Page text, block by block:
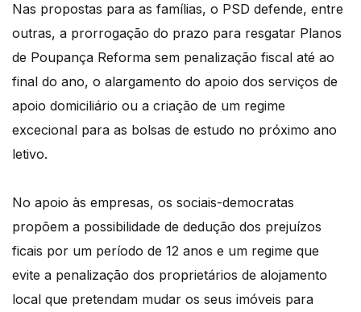
Nas propostas para as famílias, o PSD defende, entre
outras, a prorrogação do prazo para resgatar Planos
de Poupança Reforma sem penalização fiscal até ao
final do ano, o alargamento do apoio dos serviços de
apoio domiciliário ou a criação de um regime
excecional para as bolsas de estudo no próximo ano
letivo.
No apoio às empresas, os sociais-democratas
propõem a possibilidade de dedução dos prejuízos
ficais por um período de 12 anos e um regime que
evite a penalização dos proprietários de alojamento
local que pretendam mudar os seus imóveis para